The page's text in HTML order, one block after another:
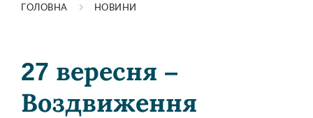
ГОЛОВНА НОВИНИ
27 вересня –
Воздвиження